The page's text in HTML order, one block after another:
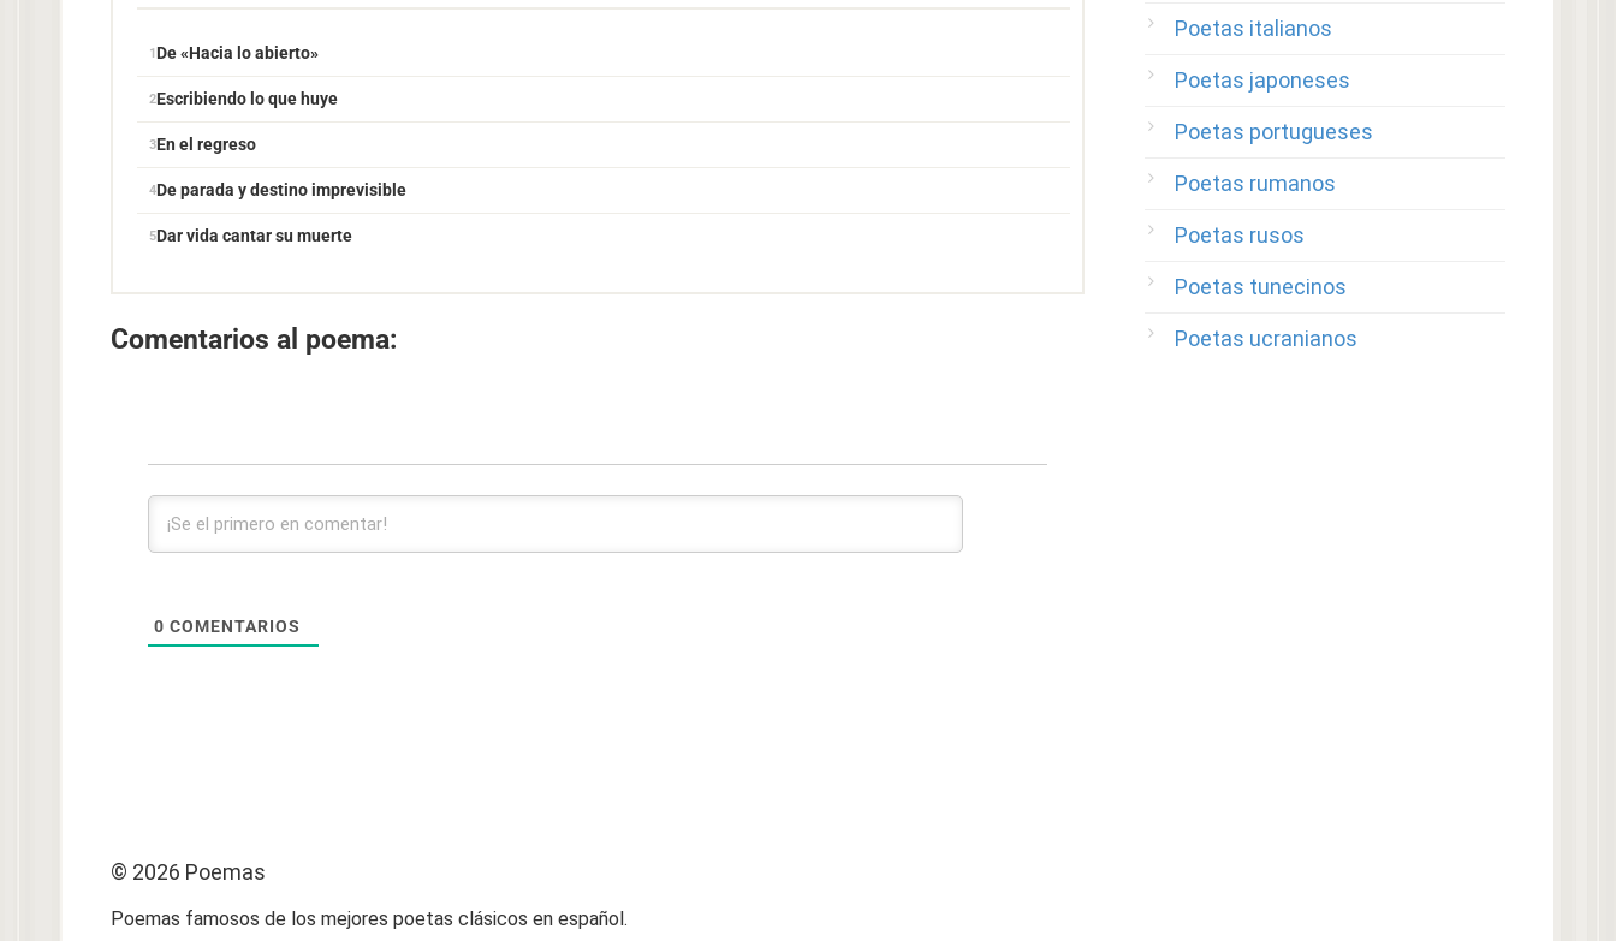
De «Hacia lo abierto»
Escribiendo lo que huye
En el regreso
De parada y destino imprevisible
Dar vida cantar su muerte
Comentarios al poema:
0 COMENTARIOS
Poetas italianos
Poetas japoneses
Poetas portugueses
Poetas rumanos
Poetas rusos
Poetas tunecinos
Poetas ucranianos
© 2026 Poemas
Poemas famosos de los mejores poetas clásicos en español.